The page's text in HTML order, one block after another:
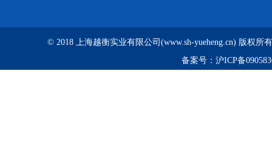
© 2018 上海越衡实业有限公司(www.sh-yueheng.cn) 版权所
备案号： 沪ICP备